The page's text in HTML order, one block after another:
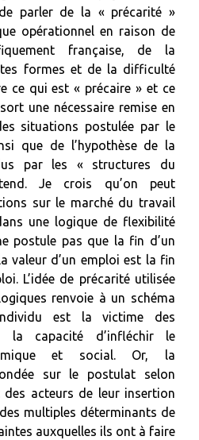
parler de la « précarité »
opérationnel en raison de
française, de la
formes et de la difficulté
ce qui est « précaire » et ce
une nécessaire remise en
situations postulée par le
que de l’hypothèse de la
par les « structures du
Je crois qu’on peut
sur le marché du travail
une logique de flexibilité
postule pas que la fin d’un
valeur d’un emploi est la fin
L’idée de précarité utilisée
renvoie à un schéma
est la victime des
la capacité d’infléchir le
et social. Or, la
sur le postulat selon
acteurs de leur insertion
multiples déterminants de
auxquelles ils ont à faire